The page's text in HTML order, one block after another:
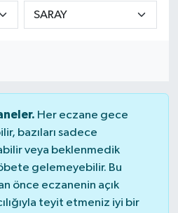
Her eczane gece
bazıları sadece
veya beklenmedik
gelemeyebilir. Bu
önce eczanenin açık
teyit etmeniz iyi bir